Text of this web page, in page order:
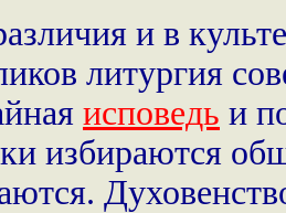
и в
литургия
исповедь и
избираются